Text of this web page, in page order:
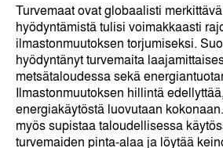
Turvemaat ovat globaalisti
hyödyntämistä tulisi voimakkaasti
ilmastonmuutoksen torjumiseksi.
hyödyntänyt turvemaita
metsätaloudessa sekä
Ilmastonmuutoksen hillintä
energiakäytöstä luovutaan
myös supistaa taloudellisessa
turvemaiden pinta-alaa ja löytää